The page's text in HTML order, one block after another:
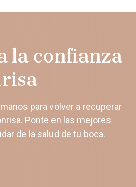
la confianza
para volver a recuperar
Ponte en las mejores
de la salud de tu boca.